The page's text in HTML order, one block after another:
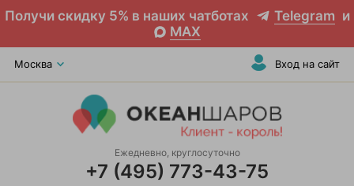
Получи скидку 5% в наших чатботах Telegram и
MAX
Москва Вход на сайт
Ежедневно, круглосуточно
+7 (495) 773-43-75